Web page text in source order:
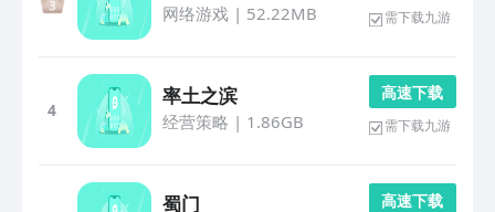
网络游戏| 52.22MB 需下载九游
4
率土之滨
经营策略 | 1.86GB
高 速 下 载
需下载九游
蜀门 高 速 下 载